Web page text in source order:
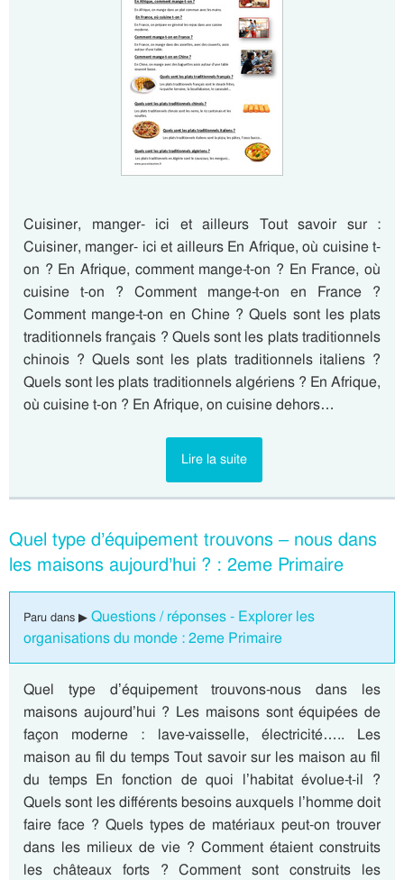
Cuisiner, manger- ici et ailleurs Tout savoir sur :
Cuisiner, manger- ici et ailleurs En Afrique, où cuisine t-
on ? En Afrique, comment mange-t-on ? En France, où
cuisine t-on ? Comment mange-t-on en France ?
Comment mange-t-on en Chine ? Quels sont les plats
traditionnels français ? Quels sont les plats traditionnels
chinois ? Quels sont les plats traditionnels italiens ?
Quels sont les plats traditionnels algériens ? En Afrique,
où cuisine t-on ? En Afrique, on cuisine dehors…
Lire la suite
Quel type d’équipement trouvons – nous dans
les maisons aujourd’hui ? : 2eme Primaire
Paru dans ▶ Questions / réponses - Explorer les
organisations du monde : 2eme Primaire
Quel type d’équipement trouvons-nous dans les
maisons aujourd’hui ? Les maisons sont équipées de
façon moderne : lave-vaisselle, électricité….. Les
maison au fil du temps Tout savoir sur les maison au fil
du temps En fonction de quoi l’habitat évolue-t-il ?
Quels sont les différents besoins auxquels l’homme doit
faire face ? Quels types de matériaux peut-on trouver
dans les milieux de vie ? Comment étaient construits
les châteaux forts ? Comment sont construits les